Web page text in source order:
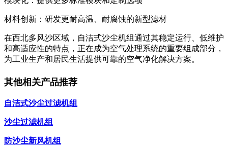
材料创新：研发更耐高温、耐腐蚀的新型滤材
在西北多风沙区域，自洁式沙尘机组通过其稳定运行、低维护
和高适应性的特点，正在成为空气处理系统的重要组成部分，
为工业生产和居民生活提供可靠的空气净化解决方案。
其他相关产品推荐
自洁式沙尘过滤机组
沙尘过滤机组
防沙尘新风机组